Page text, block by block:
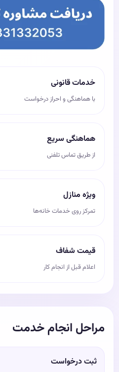
خدمات قانونی
با هماهنگی و احراز درخواست
هماهنگی سریع
از طریق تماس تلفنی
ویژه منازل
تمرکز روی خدمات خانه‌ها
قیمت شفاف
اعلام قبل از انجام کار
مراحل انجام خدمت
ثبت درخواست